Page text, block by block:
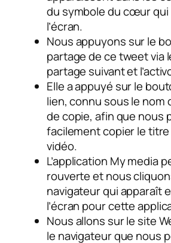
du symbole du cœur
l’écran.
Nous appuyons sur le
partage de ce tweet via
partage suivant et
Elle a appuyé sur le
lien, connu sous le nom
de copie, afin que nous
facilement copier le
vidéo.
L’application My media
rouverte et nous
navigateur qui apparaît
l’écran pour cette
Nous allons sur le site
le navigateur que nous